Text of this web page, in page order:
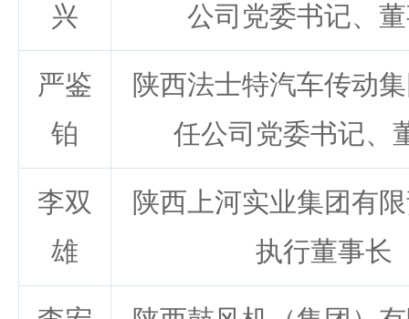
兴
公司党委书记、
严鉴
铂
陕西法士特汽车传动
任公司党委书记、
李双
雄
陕西上河实业集团有
执行董事长